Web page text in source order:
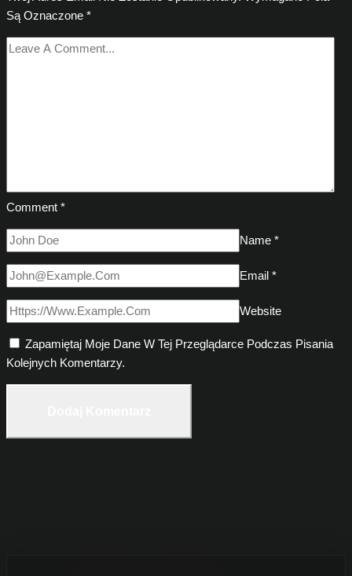
Są Oznaczone *
Comment *
Name *
Email *
Website
Zapamiętaj Moje Dane W Tej Przeglądarce Podczas Pisania
Kolejnych Komentarzy.